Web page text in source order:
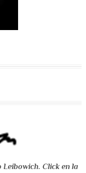
Click en la